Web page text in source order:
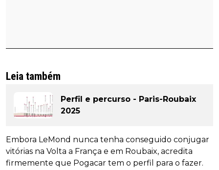
Leia também
Perfil e percurso - Paris-Roubaix
2025
Embora LeMond nunca tenha conseguido conjugar
vitórias na Volta a França e em Roubaix, acredita
firmemente que Pogacar tem o perfil para o fazer.